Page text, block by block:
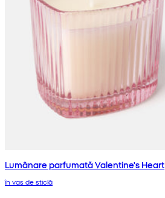
Lumânare parfumată Valentine's Heart
în vas de sticlă